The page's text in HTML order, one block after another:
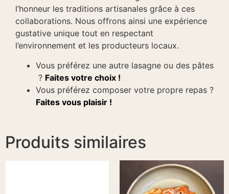
l’honneur les traditions artisanales grâce à ces
collaborations. Nous offrons ainsi une expérience
gustative unique tout en respectant
l’environnement et les producteurs locaux.
Vous préférez une autre lasagne ou des pâtes
? Faites votre choix !
Vous préférez composer votre propre repas ?
Faites vous plaisir !
Produits similaires